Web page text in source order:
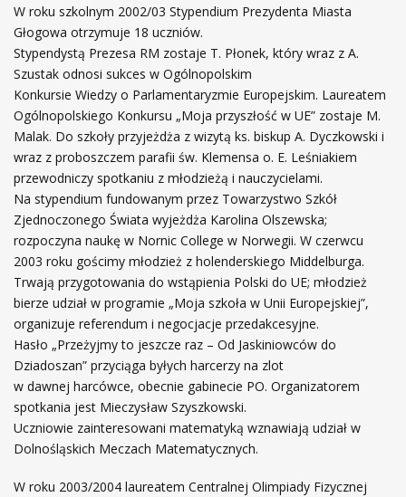
W roku szkolnym 2002/03 Stypendium Prezydenta Miasta
Głogowa otrzymuje 18 uczniów.
Stypendystą Prezesa RM zostaje T. Płonek, który wraz z A.
Szustak odnosi sukces w Ogólnopolskim
Konkursie Wiedzy o Parlamentaryzmie Europejskim. Laureatem
Ogólnopolskiego Konkursu „Moja przyszłość w UE” zostaje M.
Malak. Do szkoły przyjeżdża z wizytą ks. biskup A. Dyczkowski i
wraz z proboszczem parafii św. Klemensa o. E. Leśniakiem
przewodniczy spotkaniu z młodzieżą i nauczycielami.
Na stypendium fundowanym przez Towarzystwo Szkół
Zjednoczonego Świata wyjeżdża Karolina Olszewska;
rozpoczyna naukę w Nornic College w Norwegii. W czerwcu
2003 roku gościmy młodzież z holenderskiego Middelburga.
Trwają przygotowania do wstąpienia Polski do UE; młodzież
bierze udział w programie „Moja szkoła w Unii Europejskiej”,
organizuje referendum i negocjacje przedakcesyjne.
Hasło „Przeżyjmy to jeszcze raz – Od Jaskiniowców do
Dziadoszan” przyciąga byłych harcerzy na zlot
w dawnej harcówce, obecnie gabinecie PO. Organizatorem
spotkania jest Mieczysław Szyszkowski.
Uczniowie zainteresowani matematyką wznawiają udział w
Dolnośląskich Meczach Matematycznych.
W roku 2003/2004 laureatem Centralnej Olimpiady Fizycznej